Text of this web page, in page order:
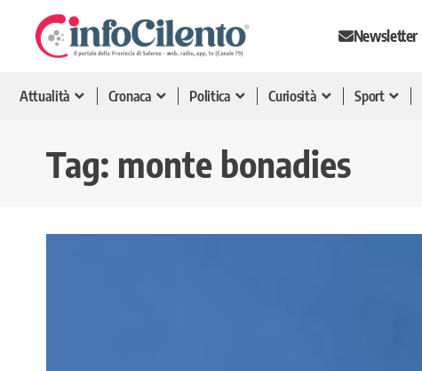
Newsletter
Attualità Cronaca Politica Curiosità Sport
Tag: monte bonadies